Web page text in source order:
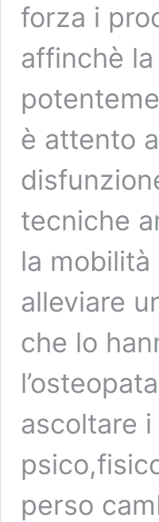
forza i
affinchè
è attento
tecniche
la mobilità
alleviare
che lo
ascoltare
perso